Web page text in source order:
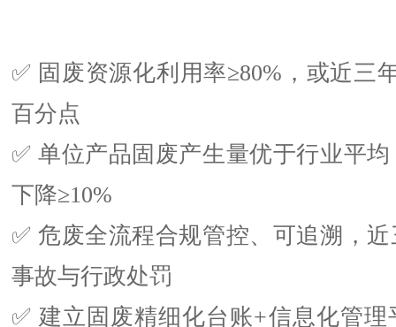
✅ 固废资源化利用率≥80%，或近三
百分点
✅ 单位产品固废产生量优于行业平
下降≥10%
✅ 危废全流程合规管控、可追溯，
事故与行政处罚
✅ 建立固废精细化台账+信息化管